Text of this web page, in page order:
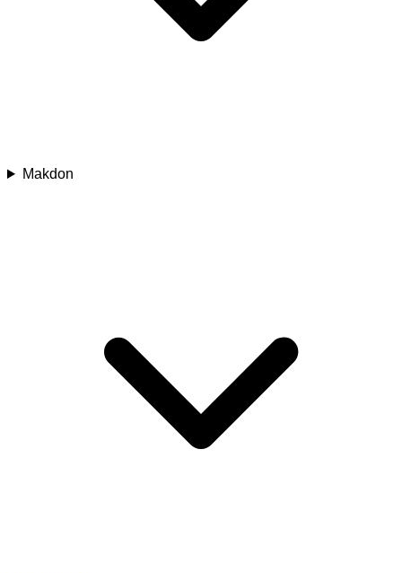
Makdon